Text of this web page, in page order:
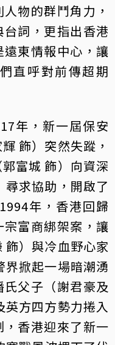
物的群鬥角力，
詞，更指出香港
東情報中心，讓
直呼對前傳超期
年，新一屆保安
飾）突然失蹤，
富城 飾）向資深
求協助，開啟了
年，香港回歸
富商綁架案，讓
飾）與冷血野心家
界掀起一場暗潮湧
父子（謝君豪及
方四方勢力捲入
香港迎來了新一